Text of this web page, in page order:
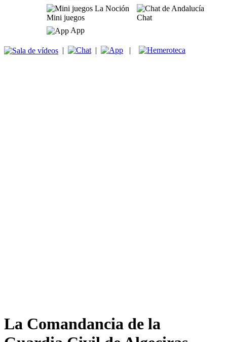
Mini juegos
Chat
App
| | |
La Comandancia de la